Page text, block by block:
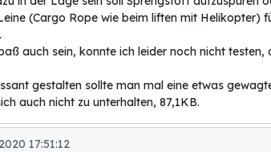
(Cargo Rope wie beim liften mit Helikopter)
auch sein, konnte ich leider noch nicht
gestalten sollte man mal eine etwas
auch nicht zu unterhalten, 87,1KB.
17:51:12